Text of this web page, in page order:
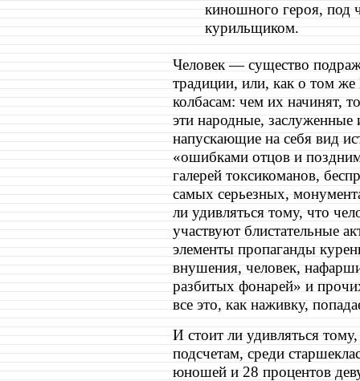
киношного героя, под
курильщиком.
Человек — существо
традиции, или, как о том
колбасам: чем их начинят,
эти народные,
напускающие на себя вид
«ошибками отцов и
галерей токсикоманов,
самых серьезных,
ли удивляться тому, что
участвуют блистательные
элементы пропаганды
внушения, человек,
разбитых фонарей» и
все это, как наживку,
И стоит ли удивляться
подсчетам, среди
юношей и 28 процентов